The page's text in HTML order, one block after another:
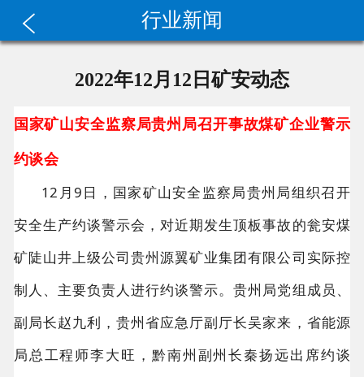
行业新闻
2022年12月12日矿安动态
国家矿山安全监察局贵州局召开事故煤矿企业警示
约谈会
12月9日，国家矿山安全监察局贵州局组织召开
安全生产约谈警示会，对近期发生顶板事故的瓮安煤
矿陡山井上级公司贵州源翼矿业集团有限公司实际控
制人、主要负责人进行约谈警示。贵州局党组成员、
副局长赵九利，贵州省应急厅副厅长吴家来，省能源
局总工程师李大旺，黔南州副州长秦扬远出席约谈